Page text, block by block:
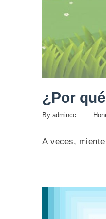
¿Por
By admincc
A veces,